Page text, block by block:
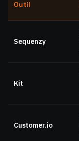
Outil
Sequenzy
Kit
Customer.io